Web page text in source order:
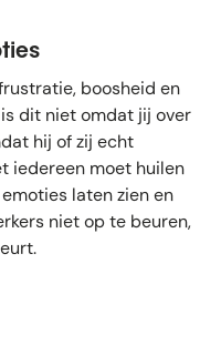
boosheid en
dit niet omdat jij over
hij of zij echt
iedereen moet huilen
laten zien en
niet op te beuren,